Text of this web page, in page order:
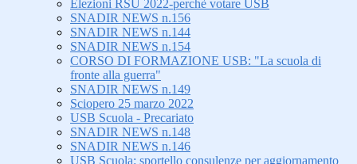
Elezioni RSU 2022-perchè votare USB
SNADIR NEWS n.156
SNADIR NEWS n.144
SNADIR NEWS n.154
CORSO DI FORMAZIONE USB: "La scuola di
fronte alla guerra"
SNADIR NEWS n.149
Sciopero 25 marzo 2022
USB Scuola - Precariato
SNADIR NEWS n.148
SNADIR NEWS n.146
USB Scuola: sportello consulenze per aggiornamento